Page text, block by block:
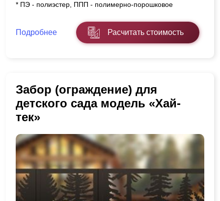
* ПЭ - полиэстер, ППП - полимерно-порошковое
Подробнее Расчитать стоимость
Забор (ограждение) для
детского сада модель «Хай-
тек»